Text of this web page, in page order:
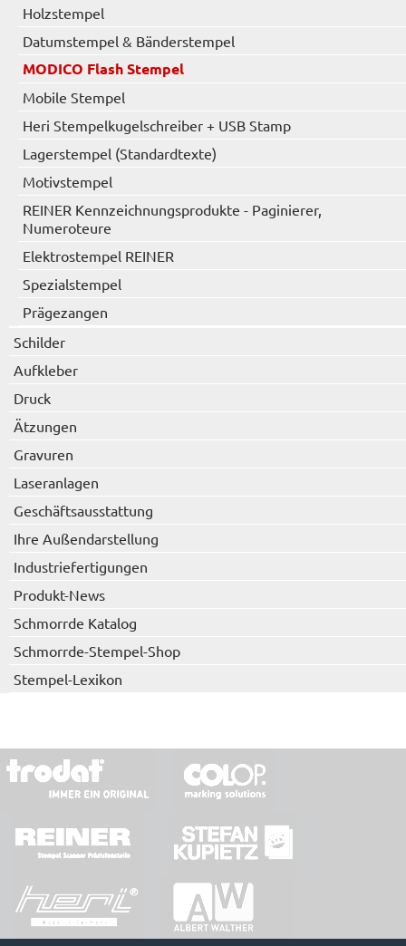
Holzstempel
Datumstempel & Bänderstempel
MODICO Flash Stempel
Mobile Stempel
Heri Stempelkugelschreiber + USB Stamp
Lagerstempel (Standardtexte)
Motivstempel
REINER Kennzeichnungsprodukte - Paginierer,
Numeroteure
Elektrostempel REINER
Spezialstempel
Prägezangen
Schilder
Aufkleber
Druck
Ätzungen
Gravuren
Laseranlagen
Geschäftsausstattung
Ihre Außendarstellung
Industriefertigungen
Produkt-News
Schmorrde Katalog
Schmorrde-Stempel-Shop
Stempel-Lexikon